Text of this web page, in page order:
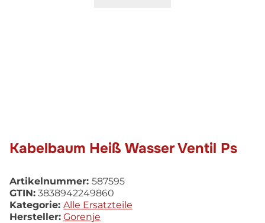
Kabelbaum Heiß Wasser Ventil Ps
Artikelnummer: 587595
GTIN: 3838942249860
Kategorie: Alle Ersatzteile
Hersteller: Gorenje